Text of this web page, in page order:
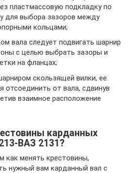
пластмассовую подкладку по
для выбора зазоров между
кольцами;
вала следует подвигать шарнир
с целью выбрать зазоры и
на фланцах;
скользящей вилки, ее
отсоединить от вала, сдвинув
взаимное расположение
карданных
ВАЗ 2131?
как менять крестовины,
нужный вам карданный вал с